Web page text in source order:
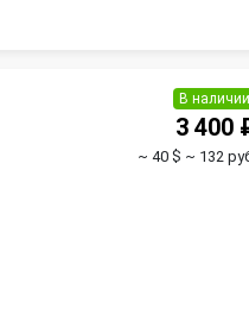
В наличии
3 400
~ 40 $ ~ 132